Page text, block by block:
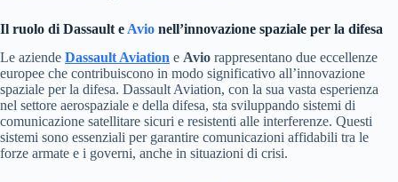
Il ruolo di Dassault e Avio nell’innovazione spaziale per la difesa
Le aziende Dassault Aviation e Avio rappresentano due eccellenze
europee che contribuiscono in modo significativo all’innovazione
spaziale per la difesa. Dassault Aviation, con la sua vasta esperienza
nel settore aerospaziale e della difesa, sta sviluppando sistemi di
comunicazione satellitare sicuri e resistenti alle interferenze. Questi
sistemi sono essenziali per garantire comunicazioni affidabili tra le
forze armate e i governi, anche in situazioni di crisi.